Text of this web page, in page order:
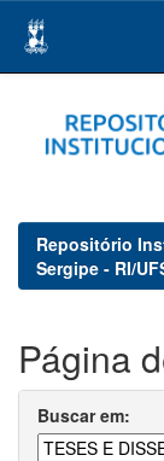
navigation
Repositório
Sergipe - RI/
Página
Buscar em: